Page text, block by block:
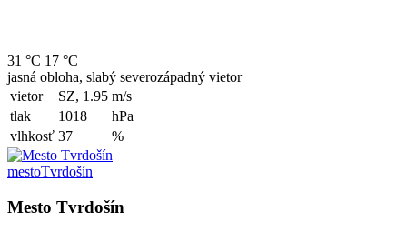
31 °C 17 °C
jasná obloha, slabý severozápadný vietor
vietor
SZ, 1.95 m/s
tlak
1018
hPa
vlhkosť 37 %
mestoTvrdošín
Mesto Tvrdošín